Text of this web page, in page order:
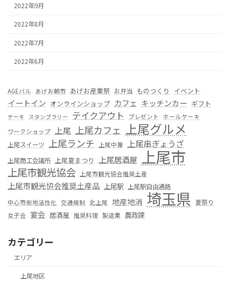
2022年9月
2022年8月
2022年7月
2022年6月
AGEバル あげお朝市 あげお産業祭 お弁当 ものつくり イベント
イートイン オンラインショップ カフェ キッチンカー ギフト
ケーキ スタンプラリー テイクアウト プレゼント
ホールケーキ
ワークショップ 上尾 上尾カフェ 上尾グルメ
上尾スイーツ 上尾ランチ 上尾中華 上尾串ぎょうざ
上尾商工会議所 上尾夏まつり 上尾居酒屋 上尾市
上尾市観光協会 上尾市観光協会推奨土産
上尾市観光協会推奨土産品 上尾駅 上尾駅自由通路
中心市街地活性化 交通規制 北上尾 地産地消 埼玉県 夏祭り
女子会 宴会 居酒屋 推奨料理 製造業 農政課
カテゴリー
エリア
上尾地区